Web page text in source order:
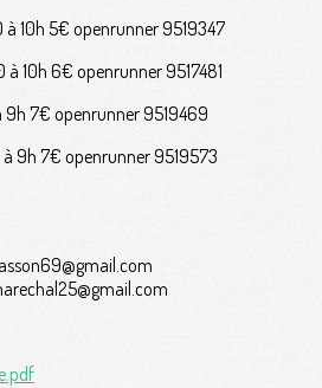
10h 5€ openrunner 9519347
10h 6€ openrunner 9517481
9h 7€ openrunner 9519469
9h 7€ openrunner 9519573